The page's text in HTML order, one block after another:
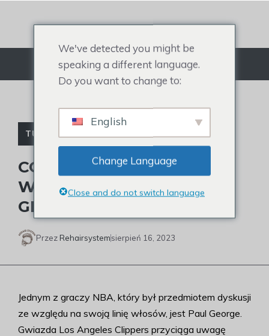
Menu
TUPECIK CELEBRYTKI
CO SIĘ DZIEJE Z LINIĄ
WŁOSÓW PAULA
GEORGE'A?
Przez Rehairsystemsierpień 16, 2023
Jednym z graczy NBA, który był przedmiotem dyskusji
ze względu na swoją linię włosów, jest Paul George.
Gwiazda Los Angeles Clippers przyciąga uwagę
We've detected you might be
speaking a different language.
Do you want to change to:
English
Change Language
Close and do not switch language